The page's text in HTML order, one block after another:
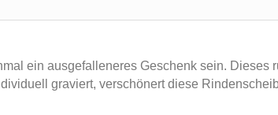
ein ausgefalleneres Geschenk sein. Dieses
graviert, verschönert diese